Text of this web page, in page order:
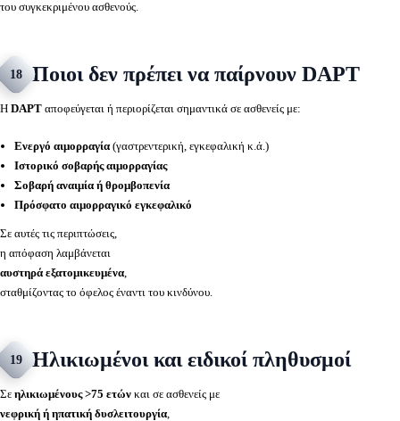
του συγκεκριμένου ασθενούς.
18 Ποιοι δεν πρέπει να παίρνουν DAPT
Η DAPT αποφεύγεται ή περιορίζεται σημαντικά σε ασθενείς με:
Ενεργό αιμορραγία(γαστρεντερική, εγκεφαλική κ.ά.)
Ιστορικό σοβαρής αιμορραγίας
Σοβαρή αναιμία ή θρομβοπενία
Πρόσφατο αιμορραγικό εγκεφαλικό
Σε αυτές τις περιπτώσεις,
η απόφαση λαμβάνεται
αυστηρά εξατομικευμένα,
σταθμίζοντας το όφελος έναντι του κινδύνου.
19 Ηλικιωμένοι και ειδικοί πληθυσμοί
Σε ηλικιωμένους >75 ετών και σε ασθενείς με
νεφρική ή ηπατική δυσλειτουργία,